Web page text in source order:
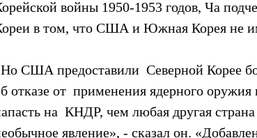
войны 1950-1953 годов, Ча
в том, что США и Южная Корея не
США предоставили  Северной Корее
отказе от  применения ядерного
на  КНДР, чем любая другая
явление», - сказал он.